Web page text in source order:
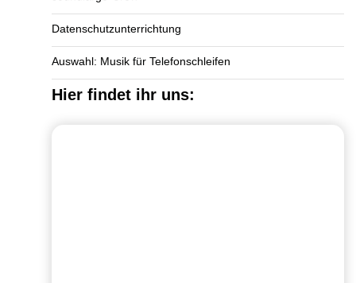
Datenschutzunterrichtung
Auswahl: Musik für Telefonschleifen
Hier findet ihr uns: